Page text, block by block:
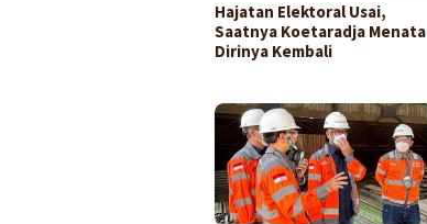
Hajatan Elektoral Usai,
Saatnya Koetaradja Menata
Dirinya Kembali
BERITA
RAKYAT
ACEH